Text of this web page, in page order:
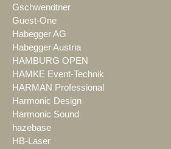
Gschwendtner
Guest-One
Habegger AG
Habegger Austria
HAMBURG OPEN
HAMKE Event-Technik
HARMAN Professional
Harmonic Design
Harmonic Sound
hazebase
HB-Laser